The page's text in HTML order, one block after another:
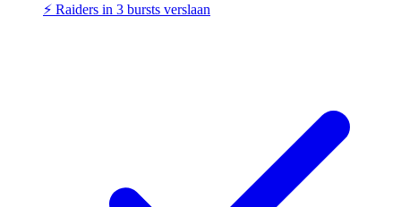
⚡ Raiders in 3 bursts verslaan